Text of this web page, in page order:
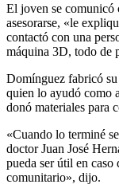
El joven se comunicó
asesorarse, «le
contactó con una
máquina 3D, todo de
Domínguez fabricó
quien lo ayudó como
donó materiales para
«Cuando lo terminé
doctor Juan José
pueda ser útil en caso
comunitario», dijo.